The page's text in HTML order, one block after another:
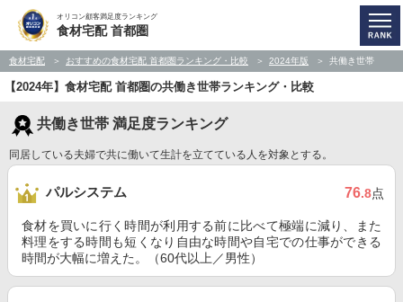
オリコン顧客満足度ランキング
食材宅配 首都圏
食材宅配 おすすめの食材宅配 首都圏ランキング・比較 2024年版 共働き世帯
【2024年】食材宅配 首都圏の共働き世帯ランキング・比較
共働き世帯 満足度ランキング
同居している夫婦で共に働いて生計を立てている人を対象とする。
パルシステム 76.8点
食材を買いに行く時間が利用する前に比べて極端に減り、また
料理をする時間も短くなり自由な時間や自宅での仕事ができる
時間が大幅に増えた。（60代以上／男性）